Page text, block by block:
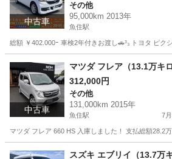
中古車
その他
95,000km 2013年
魚住駅
総額 ￥402.000ｰ 車検2年付きお渡し🚗³₃ トヨタ ピ
兵庫 明石市 魚住駅 その他 エンジン
中古車
マツダ フレア（13.1万キロ
312,000円
その他
131,000km 2015年
魚住駅 7
マツダ フレア 660 HS 入庫しました！ 支払総額28.2
兵庫 明石市 魚住駅 その他 フレア
スズキ エブリイ（13.7万キ